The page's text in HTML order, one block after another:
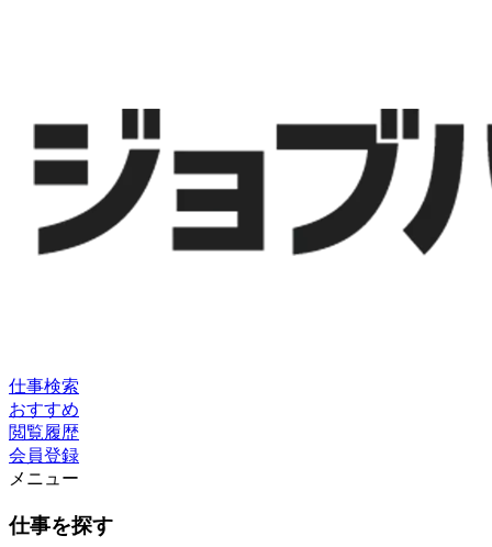
仕事検索
おすすめ
閲覧履歴
会員登録
メニュー
仕事を探す